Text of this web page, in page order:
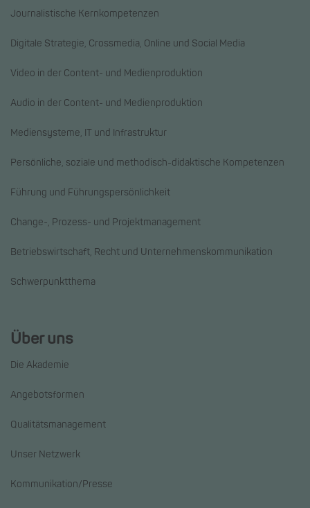
Journalistische Kernkompetenzen
Digitale Strategie, Crossmedia, Online und Social Media
Video in der Content- und Medienproduktion
Audio in der Content- und Medienproduktion
Mediensysteme, IT und Infrastruktur
Persönliche, soziale und methodisch-didaktische Kompetenzen
Führung und Führungspersönlichkeit
Change-, Prozess- und Projektmanagement
Betriebswirtschaft, Recht und Unternehmenskommunikation
Schwerpunktthema
Über uns
Die Akademie
Angebotsformen
Qualitätsmanagement
Unser Netzwerk
Kommunikation/Presse